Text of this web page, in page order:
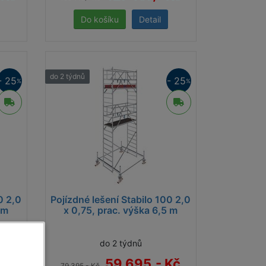
Detail
2,0
25%
Pojízdné lešení Stabilo 100 2,0
x 0,75, prac. výška 6,5 m
do 2 týdnů
do 2 týdnů
- 25%